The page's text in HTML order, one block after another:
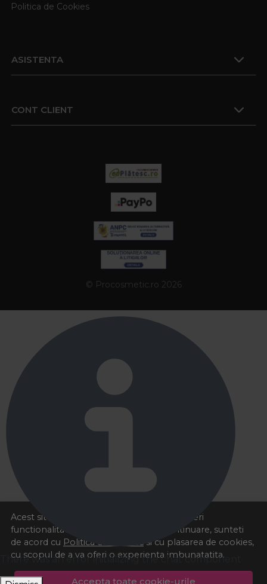
Acest site foloseste cookies pentru a va oferi
functionalitatea dorita. Navigand in continuare, sunteti
de acord cu Politica de cookies si cu plasarea de cookies,
cu scopul de a va oferi o experienta imbunatatita.
Accepta toate cookie-urile
Politica de Cookies
ASISTENTA
CONT CLIENT
© Procosmetic.ro 2026
There was an error initializing the chat component